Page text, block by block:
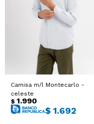
Camisa m/l Montecarlo -
celeste
$ 1.990
$ 1.692